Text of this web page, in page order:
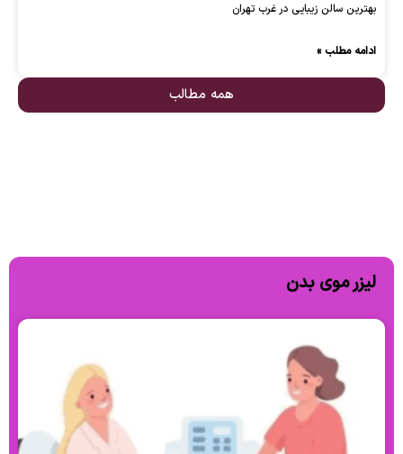
بهترین سالن زیبایی در غرب تهران
ادامه مطلب »
همه مطالب
لیزر موی بدن